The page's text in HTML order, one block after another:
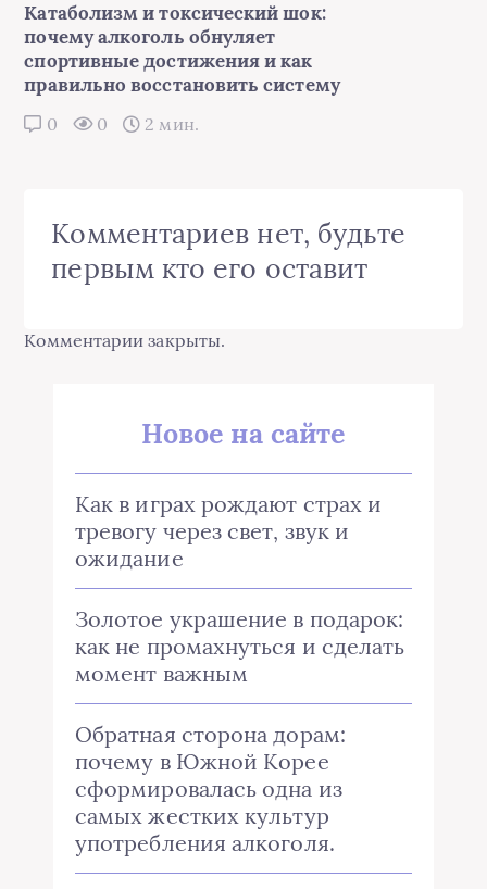
Катаболизм и токсический шок:
почему алкоголь обнуляет
спортивные достижения и как
правильно восстановить систему
0 0 2 мин.
Комментариев нет, будьте
первым кто его оставит
Комментарии закрыты.
Новое на сайте
Как в играх рождают страх и
тревогу через свет, звук и
ожидание
Золотое украшение в подарок:
как не промахнуться и сделать
момент важным
Обратная сторона дорам:
почему в Южной Корее
сформировалась одна из
самых жестких культур
употребления алкоголя.